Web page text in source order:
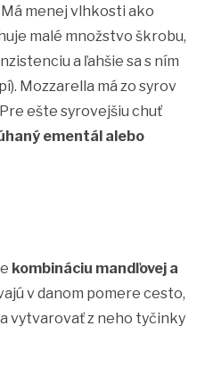
Má menej vlhkosti ako
malé množstvo škrobu,
a ľahšie sa s ním
Mozzarella má zo syrov
ešte syrovejšiu chuť
ementál alebo
kombináciu mandľovej a
v danom pomere cesto,
vytvarovať z neho tyčinky